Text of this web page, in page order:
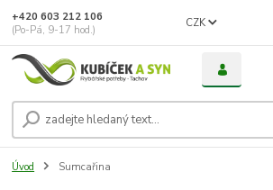
CZK
+420 603 212 106
(Po-Pá, 9-17 hod.)
Úvod Sumcařina